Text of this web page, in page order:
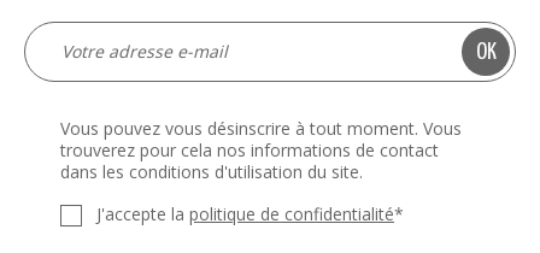
Vous pouvez vous désinscrire à tout moment. Vous
trouverez pour cela nos informations de contact
dans les conditions d'utilisation du site.
J'accepte la politique de confidentialité*